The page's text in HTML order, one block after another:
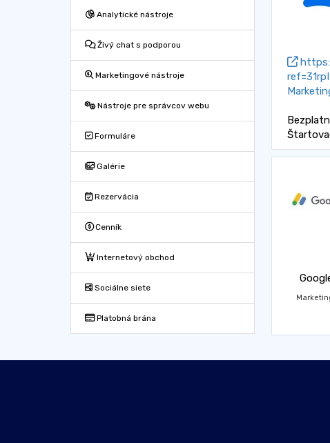
Analytické nástroje
Živý chat s podporou
Marketingové nástroje
Nástroje pre správcov webu
Formuláre
Galérie
Rezervácia
Cenník
Internetový obchod
Sociálne siete
Platobná brána